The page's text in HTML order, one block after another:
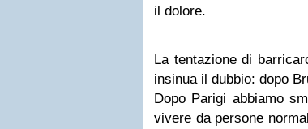
il dolore.
La tentazione di
insinua il dubbio: dopo
Dopo Parigi abbiamo
vivere da persone